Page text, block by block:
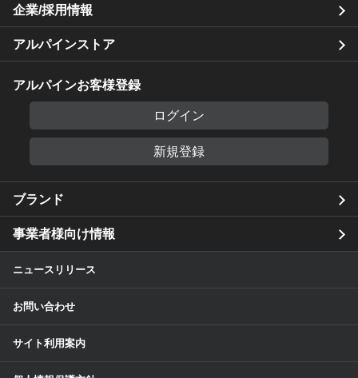
企業/採用情報
アルパインストア
アルパインお客様登録
ログイン
新規登録
ブランド
事業者様向け情報
ニュースリリース
お問い合わせ
サイト利用案内